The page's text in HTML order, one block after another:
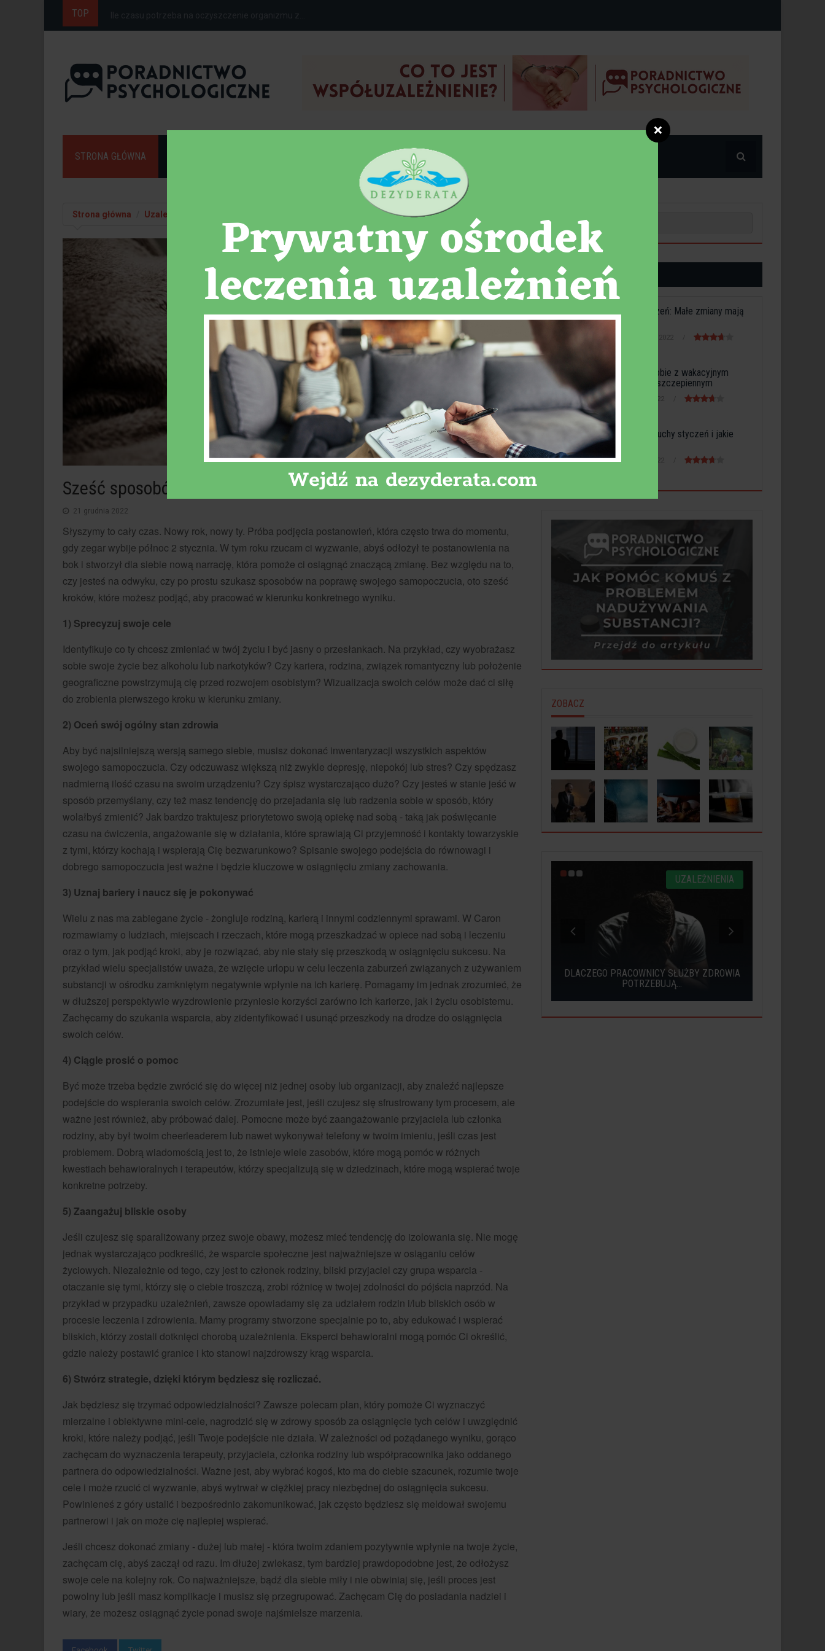
TOP
STRONA GŁÓWNA TOP ARTYKUŁY
Strona główna Uzależnienia Sześć sposobów na najlepsze życie w 2023 roku
Sześć sposobów na najlepsze życie w 2023 roku
21 grudnia 2022
Słyszymy to cały czas. Nowy rok, nowy ty. Próba podjęcia postanowień, która często trwa do momentu,
gdy zegar wybije północ 2 stycznia. W tym roku rzucam ci wyzwanie, abyś odłożył te postanowienia na
bok i stworzył dla siebie nową narrację, która pomoże ci osiągnąć znaczącą zmianę. Bez względu na to,
czy jesteś na odwyku, czy po prostu szukasz sposobów na poprawę swojego samopoczucia, oto sześć
kroków, które możesz podjąć, aby pracować w kierunku konkretnego wyniku.
1) Sprecyzuj swoje cele
Identyfikuje co ty chcesz zmieniać w twój życiu i być jasny o przesłankach. Na przykład, czy wyobrażasz
sobie swoje życie bez alkoholu lub narkotyków? Czy kariera, rodzina, związek romantyczny lub położenie
geograficzne powstrzymują cię przed rozwojem osobistym? Wizualizacja swoich celów może dać ci siłę
do zrobienia pierwszego kroku w kierunku zmiany.
2) Oceń swój ogólny stan zdrowia
Aby być najsilniejszą wersją samego siebie, musisz dokonać inwentaryzacji wszystkich aspektów
swojego samopoczucia. Czy odczuwasz większą niż zwykle depresję, niepokój lub stres? Czy spędzasz
nadmierną ilość czasu na swoim urządzeniu? Czy śpisz wystarczająco dużo? Czy jesteś w stanie jeść w
sposób przemyślany, czy też masz tendencję do przejadania się lub radzenia sobie w sposób, który
wolałbyś zmienić? Jak bardzo traktujesz priorytetowo swoją opiekę nad sobą - taką jak poświęcanie
czasu na ćwiczenia, angażowanie się w działania, które sprawiają Ci przyjemność i kontakty towarzyskie
z tymi, którzy kochają i wspierają Cię bezwarunkowo? Spisanie swojego podejścia do równowagi i
dobrego samopoczucia jest ważne i będzie kluczowe w osiągnięciu zmiany zachowania.
3) Uznaj bariery i naucz się je pokonywać
Wielu z nas ma zabiegane życie - żongluje rodziną, karierą i innymi codziennymi sprawami. W Caron
rozmawiamy o ludziach, miejscach i rzeczach, które mogą przeszkadzać w opiece nad sobą i leczeniu
oraz o tym, jak podjąć kroki, aby je rozwiązać, aby nie stały się przeszkodą w osiągnięciu sukcesu. Na
przykład wielu specjalistów uważa, że wzięcie urlopu w celu leczenia zaburzeń związanych z używaniem
substancji w ośrodku zamkniętym negatywnie wpłynie na ich karierę. Pomagamy im jednak zrozumieć, że
w dłuższej perspektywie wyzdrowienie przyniesie korzyści zarówno ich karierze, jak i życiu osobistemu.
Zachęcamy do szukania wsparcia, aby zidentyfikować i usunąć przeszkody na drodze do osiągnięcia
swoich celów.
4) Ciągle prosić o pomoc
Być może trzeba będzie zwrócić się do więcej niż jednej osoby lub organizacji, aby znaleźć najlepsze
podejście do wspierania swoich celów. Zrozumiałe jest, jeśli czujesz się sfrustrowany tym procesem, ale
ważne jest również, aby próbować dalej. Pomocne może być zaangażowanie przyjaciela lub członka
rodziny, aby był twoim cheerleaderem lub nawet wykonywał telefony w twoim imieniu, jeśli czas jest
problemem. Dobrą wiadomością jest to, że istnieje wiele zasobów, które mogą pomóc w różnych
kwestiach behawioralnych i terapeutów, którzy specjalizują się w dziedzinach, które mogą wspierać twoje
konkretne potrzeby.
5) Zaangażuj bliskie osoby
Jeśli czujesz się sparaliżowany przez swoje obawy, możesz mieć tendencję do izolowania się. Nie mogę
jednak wystarczająco podkreślić, że wsparcie społeczne jest najważniejsze w osiąganiu celów
życiowych. Niezależnie od tego, czy jest to członek rodziny, bliski przyjaciel czy grupa wsparcia -
otaczanie się tymi, którzy się o ciebie troszczą, zrobi różnicę w twojej zdolności do pójścia naprzód. Na
przykład w przypadku uzależnień, zawsze opowiadamy się za udziałem rodzin i/lub bliskich osób w
procesie leczenia i zdrowienia. Mamy programy stworzone specjalnie po to, aby edukować i wspierać
bliskich, którzy zostali dotknięci chorobą uzależnienia. Eksperci behawioralni mogą pomóc Ci określić,
gdzie należy postawić granice i kto stanowi najzdrowszy krąg wsparcia.
6) Stwórz strategie, dzięki którym będziesz się rozliczać.
Jak będziesz się trzymać odpowiedzialności? Zawsze polecam plan, który pomoże Ci wyznaczyć
mierzalne i obiektywne mini-cele, nagrodzić się w zdrowy sposób za osiągnięcie tych celów i uwzględnić
kroki, które należy podjąć, jeśli Twoje podejście nie działa. W zależności od pożądanego wyniku, gorąco
zachęcam do wyznaczenia terapeuty, przyjaciela, członka rodziny lub współpracownika jako oddanego
partnera do odpowiedzialności. Ważne jest, aby wybrać kogoś, kto ma do ciebie szacunek, rozumie twoje
cele i może rzucić ci wyzwanie, abyś wytrwał w ciężkiej pracy niezbędnej do osiągnięcia sukcesu.
Powinieneś z góry ustalić i bezpośrednio zakomunikować, jak często będziesz się meldował swojemu
partnerowi i jak on może cię najlepiej wspierać.
Jeśli chcesz dokonać zmiany - dużej lub małej - która twoim zdaniem pozytywnie wpłynie na twoje życie,
zachęcam cię, abyś zaczął od razu. Im dłużej zwlekasz, tym bardziej prawdopodobne jest, że odłożysz
swoje cele na kolejny rok. Co najważniejsze, bądź dla siebie miły i nie obwiniaj się, jeśli proces jest
powolny lub jeśli masz komplikacje i musisz się przegrupować. Zachęcam Cię do posiadania nadziei i
wiary, że możesz osiągnąć życie ponad swoje najśmielsze marzenia.
POPULARNE NOWE POSTY
Suchy styczeń: Małe zmiany mają
duży wpływ
31 stycznia 2022
Radzenie sobie z wakacyjnym
stresem poszczepiennym
Co to jest suchy styczeń i jakie
ZOBACZ
AMERYKAŃSKI PROBLEM ALKOHOLOWY:
PRZEOCZONA I...
UZALEŻNIENIA
DLACZEGO PRACOWNICY SŁUŻBY ZDROWIA
POTRZEBUJĄ...
❌